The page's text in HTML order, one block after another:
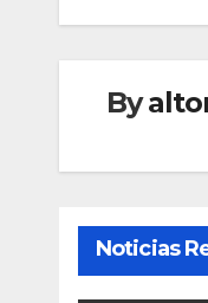
By
Noticias